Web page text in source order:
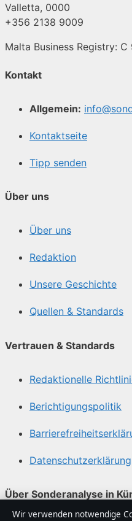
Valletta, 0000
+356 2138 9009
Malta Business Registry: C
Kontakt
Allgemein:
Kontaktseite
Tipp senden
Über uns
Über uns
Redaktion
Unsere Geschichte
Quellen & Standards
Vertrauen & Standards
Redaktionelle
Berichtigungspolitik
Datenschutzerklärung
Über Sonderanalyse in
Wir verwenden notwendige